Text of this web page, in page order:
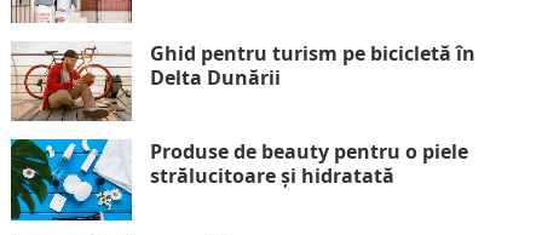
Ghid pentru turism pe bicicletă în
Delta Dunării
Produse de beauty pentru o piele
strălucitoare și hidratată